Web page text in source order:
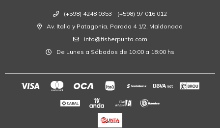
(+598) 4248 0353 - (+598) 97 016 012
Av. Italia y Patagonia, Parada 4 1/2, Maldonado
info@fisherpunta.com
De Lunes a Sábados de 10:00 a 18:00 hs